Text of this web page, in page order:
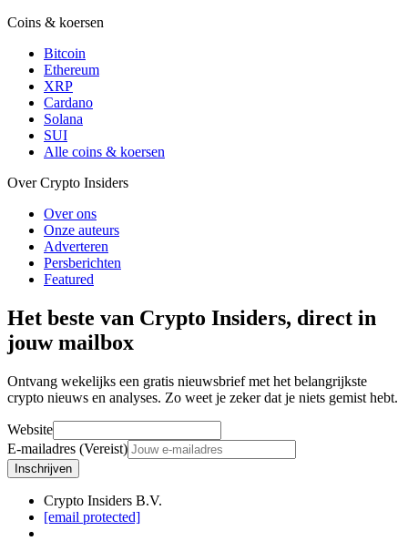
Coins & koersen
Bitcoin
Ethereum
XRP
Cardano
Solana
SUI
Alle coins & koersen
Over Crypto Insiders
Over ons
Onze auteurs
Adverteren
Persberichten
Featured
Het beste van Crypto Insiders, direct in
jouw mailbox
Ontvang wekelijks een gratis nieuwsbrief met het belangrijkste
crypto nieuws en analyses. Zo weet je zeker dat je niets gemist hebt.
Website
E-mailadres (Vereist)
Inschrijven
Crypto Insiders B.V.
[email protected]